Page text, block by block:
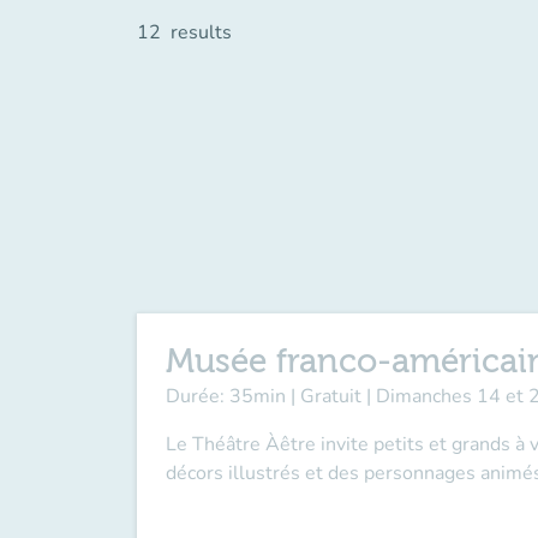
12 results
Musée franco-
Durée: 35min | Gratuit | Dimanches 14
Le Théâtre Àêtre invite petits et grands à
décors illustrés et des personnages